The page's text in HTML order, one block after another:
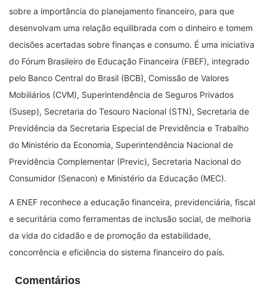
sobre a importância do planejamento financeiro, para que
desenvolvam uma relação equilibrada com o dinheiro e tomem
decisões acertadas sobre finanças e consumo. É uma iniciativa
do Fórum Brasileiro de Educação Financeira (FBEF), integrado
pelo Banco Central do Brasil (BCB), Comissão de Valores
Mobiliários (CVM), Superintendência de Seguros Privados
(Susep), Secretaria do Tesouro Nacional (STN), Secretaria de
Previdência da Secretaria Especial de Previdência e Trabalho
do Ministério da Economia, Superintendência Nacional de
Previdência Complementar (Previc), Secretaria Nacional do
Consumidor (Senacon) e Ministério da Educação (MEC).
A ENEF reconhece a educação financeira, previdenciária, fiscal
e securitária como ferramentas de inclusão social, de melhoria
da vida do cidadão e de promoção da estabilidade,
concorrência e eficiência do sistema financeiro do país.
Comentários